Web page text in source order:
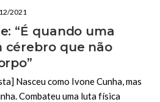
2021
“É quando uma
cérebro que não
Nasceu como Ivone Cunha, mas
Combateu uma luta física